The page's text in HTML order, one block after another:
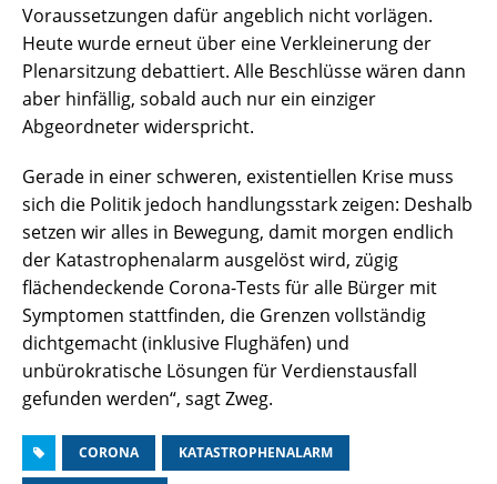
Voraussetzungen dafür angeblich nicht vorlägen.
Heute wurde erneut über eine Verkleinerung der
Plenarsitzung debattiert. Alle Beschlüsse wären dann
aber hinfällig, sobald auch nur ein einziger
Abgeordneter widerspricht.
Gerade in einer schweren, existentiellen Krise muss
sich die Politik jedoch handlungsstark zeigen: Deshalb
setzen wir alles in Bewegung, damit morgen endlich
der Katastrophenalarm ausgelöst wird, zügig
flächendeckende Corona-Tests für alle Bürger mit
Symptomen stattfinden, die Grenzen vollständig
dichtgemacht (inklusive Flughäfen) und
unbürokratische Lösungen für Verdienstausfall
gefunden werden“, sagt Zweg.
CORONA KATASTROPHENALARM